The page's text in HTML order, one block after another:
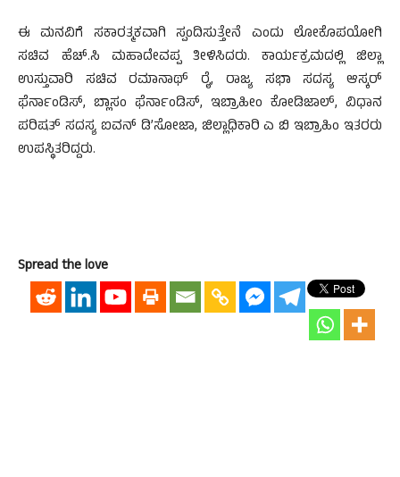
ಈ ಮನವಿಗೆ ಸಕಾರತ್ಮಕವಾಗಿ ಸ್ಪಂದಿಸುತ್ತೇನೆ ಎಂದು ಲೋಕೊಪಯೋಗಿ
ಸಚಿವ ಹೆಚ್.ಸಿ ಮಹಾದೇವಪ್ಪ ತೀಳಿಸಿದರು. ಕಾರ್ಯಕ್ರಮದಲ್ಲಿ ಜಿಲ್ಲಾ
ಉಸ್ತುವಾರಿ ಸಚಿವ ರಮಾನಾಥ್ ರೈ, ರಾಜ್ಯ ಸಭಾ ಸದಸ್ಯ ಆಸ್ಕರ್
ಫೆ‍ರ್ನಾಂಡಿಸ್, ಬ್ಲಾಸಂ ಫೆರ್ನಾಂಡಿಸ್, ಇಬ್ರಾಹೀಂ ಕೋಡಿಜಾಲ್, ವಿಧಾನ
ಪರಿಷತ್ ಸದಸ್ಯ ಐವನ್ ಡಿ’ಸೋಜಾ, ಜಿಲ್ಲಾಧಿಕಾರಿ ಎ ಬಿ ಇಬ್ರಾಹಿಂ ಇತರರು
ಉಪಸ್ಥಿತರಿದ್ದರು.
Spread the love